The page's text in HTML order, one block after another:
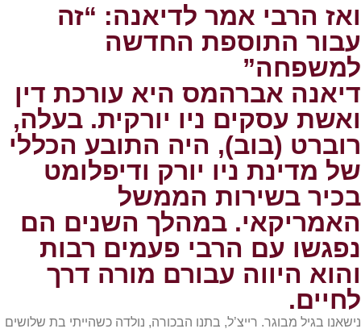
ואז הרבי אמר לדיאנה: “זה
עבור התוספת החדשה
למשפחה”
דיאנה אברהמס היא עורכת דין
ואשת עסקים ניו יורקית. בעלה,
רוברט (בוב), היה התובע הכללי
של מדינת ניו יורק ודיפלומט
בכיר בשירות הממשל
האמריקאי. במהלך השנים הם
נפגשו עם הרבי פעמים רבות
והוא היווה עבורם מורה דרך
לחיים.
נישאנו בגיל מבוגר. רייצ’ל, בתנו הבכורה, נולדה כשהייתי בת שלושים